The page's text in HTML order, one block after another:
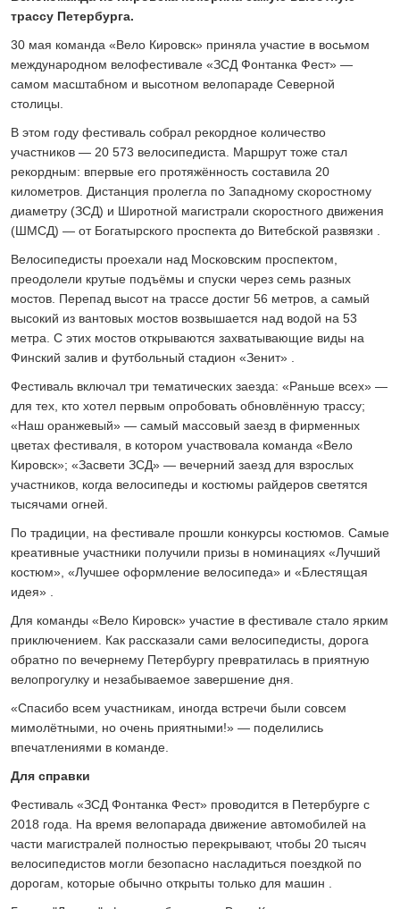
Спрашивали? Отвечаем!
04 АВГУСТА 2026
трассу Петербурга.
30 мая команда «Вело Кировск» приняла участие в восьмом
международном велофестивале «ЗСД Фонтанка Фест» —
самом масштабном и высотном велопараде Северной
столицы.
В этом году фестиваль собрал рекордное количество
участников — 20 573 велосипедиста. Маршрут тоже стал
рекордным: впервые его протяжённость составила 20
километров. Дистанция пролегла по Западному скоростному
диаметру (ЗСД) и Широтной магистрали скоростного движения
(ШМСД) — от Богатырского проспекта до Витебской развязки .
Велосипедисты проехали над Московским проспектом,
преодолели крутые подъёмы и спуски через семь разных
мостов. Перепад высот на трассе достиг 56 метров, а самый
высокий из вантовых мостов возвышается над водой на 53
метра. С этих мостов открываются захватывающие виды на
Финский залив и футбольный стадион «Зенит» .
Фестиваль включал три тематических заезда: «Раньше всех» —
для тех, кто хотел первым опробовать обновлённую трассу;
«Наш оранжевый» — самый массовый заезд в фирменных
цветах фестиваля, в котором участвовала команда «Вело
Кировск»; «Засвети ЗСД» — вечерний заезд для взрослых
участников, когда велосипеды и костюмы райдеров светятся
тысячами огней.
По традиции, на фестивале прошли конкурсы костюмов. Самые
креативные участники получили призы в номинациях «Лучший
костюм», «Лучшее оформление велосипеда» и «Блестящая
идея» .
Для команды «Вело Кировск» участие в фестивале стало ярким
приключением. Как рассказали сами велосипедисты, дорога
обратно по вечернему Петербургу превратилась в приятную
велопрогулку и незабываемое завершение дня.
«Спасибо всем участникам, иногда встречи были совсем
мимолётными, но очень приятными!» — поделились
впечатлениями в команде.
Для справки
Фестиваль «ЗСД Фонтанка Фест» проводится в Петербурге с
2018 года. На время велопарада движение автомобилей на
части магистралей полностью перекрывают, чтобы 20 тысяч
велосипедистов могли безопасно насладиться поездкой по
дорогам, которые обычно открыты только для машин .